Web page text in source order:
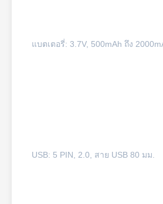
แบตเตอรี่: 3.7V, 500mAh ถึง
USB: 5 PIN, 2.0, สาย USB 80 มม.